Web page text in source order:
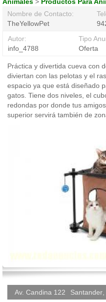
Nombre de Contacto:
TheYellowPet
Autor:
info_4788
Tipo
Oferta
Práctica y divertida cueva con
diviertan con las pelotas y el
espacio ya que está diseñado
gatos. Tiene dos niveles, el
redondas por donde tus
superior servirá también de
Av. Candina 122 Santander